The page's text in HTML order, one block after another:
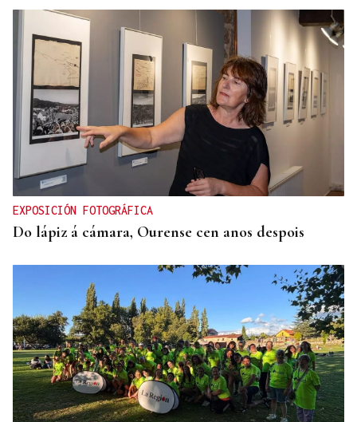
EXPOSICIÓN FOTOGRÁFICA
Do lápiz á cámara, Ourense cen anos despois